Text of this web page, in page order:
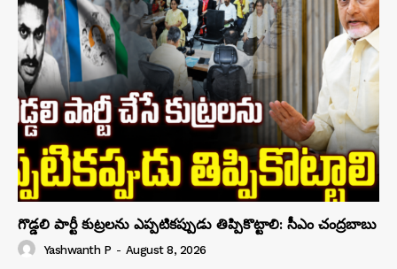
గొడ్డలి పార్టీ కుట్రలను ఎప్పటికప్పుడు తిప్పికొట్టాలి: సీఎం చంద్రబాబు
Yashwanth P - August 8, 2026